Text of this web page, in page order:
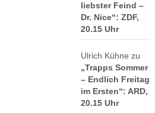
liebster Feind –
Dr. Nice“: ZDF,
20.15 Uhr
Ulrich Kühne zu
„Trapps Sommer
– Endlich Freitag
im Ersten“: ARD,
20.15 Uhr